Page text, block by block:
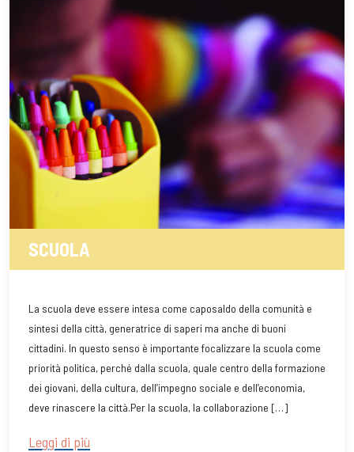
SCUOLA
La scuola deve essere intesa come caposaldo della comunità e
sintesi della città, generatrice di saperi ma anche di buoni
cittadini. In questo senso è importante focalizzare la scuola come
priorità politica, perché dalla scuola, quale centro della formazione
dei giovani, della cultura, dell’impegno sociale e dell’economia,
deve rinascere la città.Per la scuola, la collaborazione […]
Leggi di più